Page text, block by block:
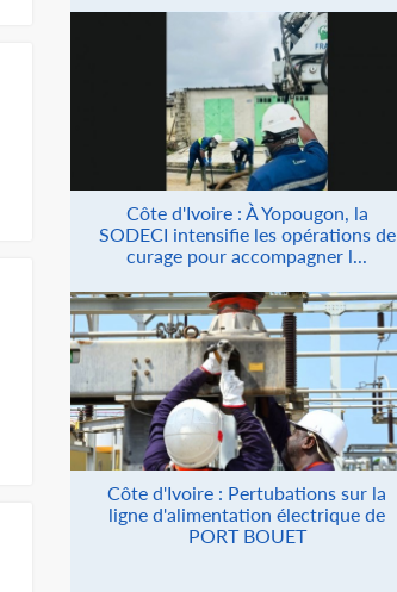
Côte d'Ivoire : À Yopougon, la
SODECI intensifie les opérations de
curage pour accompagner l...
Côte d'Ivoire : Pertubations sur la
ligne d'alimentation électrique de
PORT BOUET